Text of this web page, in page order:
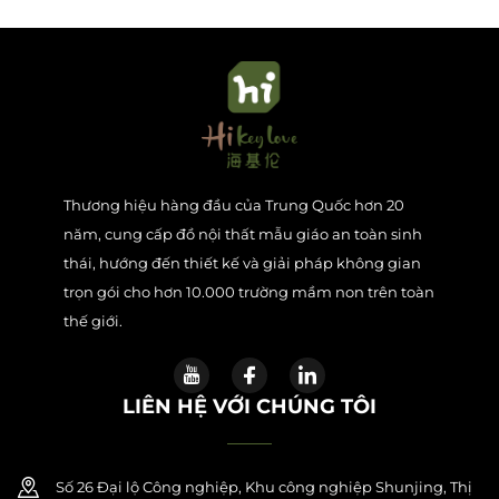
Thương hiệu hàng đầu của Trung Quốc hơn 20
năm, cung cấp đồ nội thất mẫu giáo an toàn sinh
thái, hướng đến thiết kế và giải pháp không gian
trọn gói cho hơn 10.000 trường mầm non trên toàn
thế giới.
LIÊN HỆ VỚI CHÚNG TÔI
Số 26 Đại lộ Công nghiệp, Khu công nghiệp Shunjing, Thị